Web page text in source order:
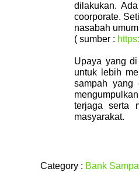
dilakukan.
coorporate.
nasabah
( sumber :
Upaya yang
untuk lebih
sampah yang
terjaga serta
masyarakat.
Category : Bank